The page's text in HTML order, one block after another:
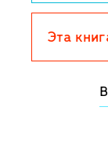
как мир
название
человеке
Эта